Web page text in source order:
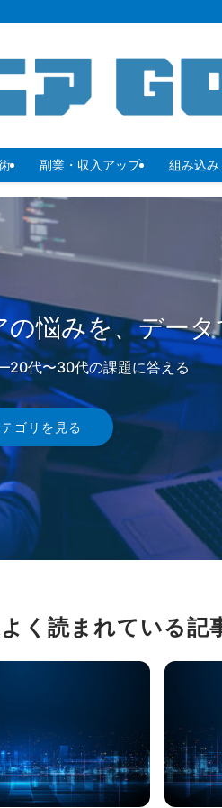
副業・収入アップ 組み込
悩みを、データ
代〜30代の課題に答える
ゴリを見る
値を最大化する
アの転職完全ガイド公開中
を診断する
導体の最前線へ
最新技術トレンドを解説
ースを読む
悩みを、データ
代〜30代の課題に答える
ゴリを見る
を診断する
く読まれている記